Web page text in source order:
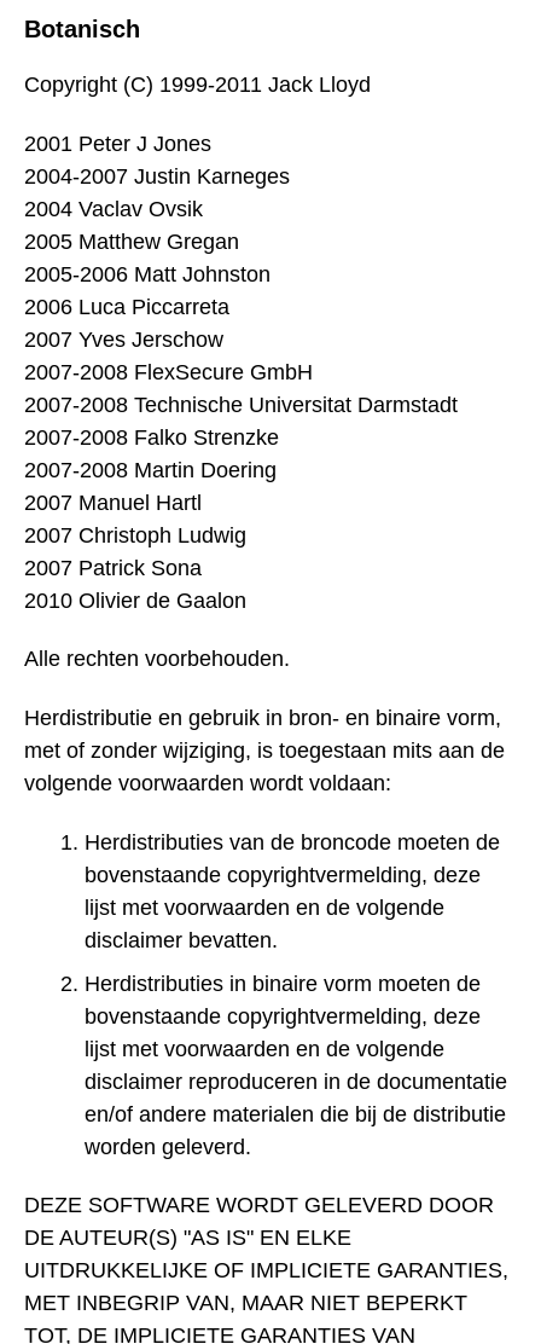
Botanisch
Copyright (C) 1999-2011 Jack Lloyd
2001 Peter J Jones
2004-2007 Justin Karneges
2004 Vaclav Ovsik
2005 Matthew Gregan
2005-2006 Matt Johnston
2006 Luca Piccarreta
2007 Yves Jerschow
2007-2008 FlexSecure GmbH
2007-2008 Technische Universitat Darmstadt
2007-2008 Falko Strenzke
2007-2008 Martin Doering
2007 Manuel Hartl
2007 Christoph Ludwig
2007 Patrick Sona
2010 Olivier de Gaalon
Alle rechten voorbehouden.
Herdistributie en gebruik in bron- en binaire vorm,
met of zonder wijziging, is toegestaan mits aan de
volgende voorwaarden wordt voldaan:
Herdistributies van de broncode moeten de
bovenstaande copyrightvermelding, deze
lijst met voorwaarden en de volgende
disclaimer bevatten.
Herdistributies in binaire vorm moeten de
bovenstaande copyrightvermelding, deze
lijst met voorwaarden en de volgende
disclaimer reproduceren in de documentatie
en/of andere materialen die bij de distributie
worden geleverd.
DEZE SOFTWARE WORDT GELEVERD DOOR
DE AUTEUR(S) "AS IS" EN ELKE
UITDRUKKELIJKE OF IMPLICIETE GARANTIES,
MET INBEGRIP VAN, MAAR NIET BEPERKT
TOT, DE IMPLICIETE GARANTIES VAN